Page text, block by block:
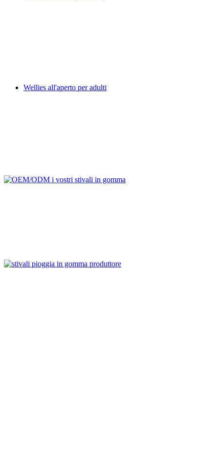
Wellies all'aperto per adulti